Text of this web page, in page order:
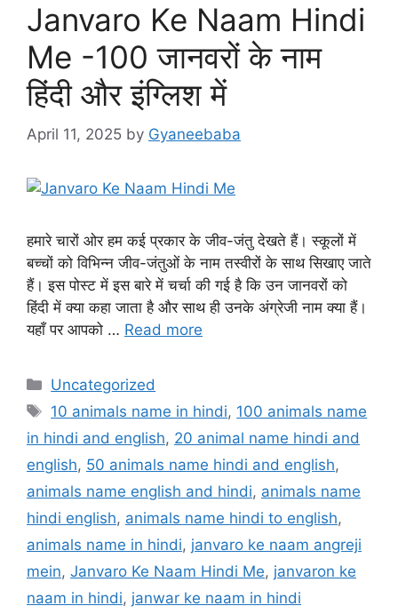
Janvaro Ke Naam Hindi
Me -100 जानवरों के नाम
हिंदी और इंग्लिश में
April 11, 2025 by Gyaneebaba
हमारे चारों ओर हम कई प्रकार के जीव-जंतु देखते हैं। स्कूलों में
बच्चों को विभिन्न जीव-जंतुओं के नाम तस्वीरों के साथ सिखाए जाते
हैं। इस पोस्ट में इस बारे में चर्चा की गई है कि उन जानवरों को
हिंदी में क्या कहा जाता है और साथ ही उनके अंग्रेजी नाम क्या हैं।
यहाँ पर आपको … Read more
Categories
Uncategorized
Tags
10 animals name in hindi, 100 animals name
in hindi and english, 20 animal name hindi and
english, 50 animals name hindi and english,
animals name english and hindi, animals name
hindi english, animals name hindi to english,
animals name in hindi, janvaro ke naam angreji
mein, Janvaro Ke Naam Hindi Me, janvaron ke
naam in hindi, janwar ke naam in hindi